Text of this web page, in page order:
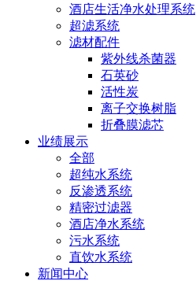
酒店生活净水处理系统
超滤系统
滤材配件
紫外线杀菌器
石英砂
活性炭
离子交换树脂
折叠膜滤芯
业绩展示
全部
超纯水系统
反渗透系统
精密过滤器
酒店净水系统
污水系统
直饮水系统
新闻中心